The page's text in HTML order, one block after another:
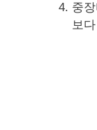
중
보